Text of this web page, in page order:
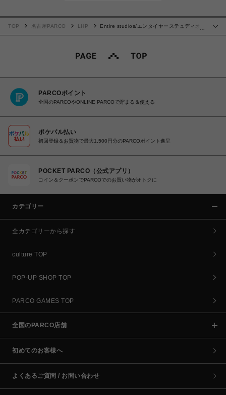
…
TOP 名古屋PARCO LHP
Entire studios/エンタイヤーステュディオ
PARCOポイント
全国のPARCOやONLINE PARCOで貯まる＆使える
ポケパル払い
初回登録＆お買物で最大1,500円分のPARCOポイント進呈
POCKET PARCO（公式アプリ）
コイン＆クーポンでPARCOでのお買い物がオトクに
カテゴリー
全カテゴリーから探す
culture TOP
POP-UP SHOP TOP
PARCO GAMES TOP
全国のPARCO店舗
初めてのお客様へ
よくあるご質問 / お問い合わせ